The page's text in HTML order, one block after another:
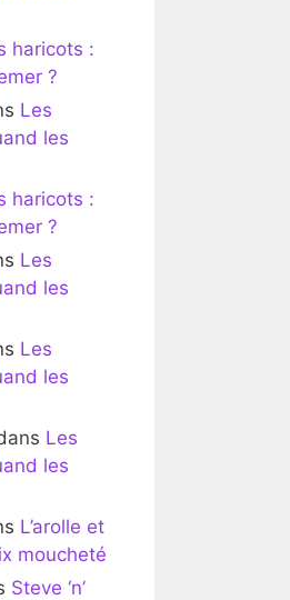
haricots :
?
Les
les
haricots :
?
Les
les
Les
les
Les
les
L’arolle et
moucheté
Steve ‘n’